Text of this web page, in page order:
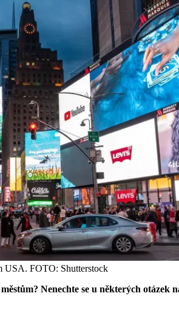
USA. FOTO: Shutterstock
Nenechte se u některých otázek